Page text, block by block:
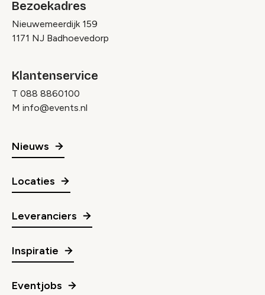
Bezoekadres
Nieuwemeerdijk 159
1171 NJ Badhoevedorp
Klantenservice
T 088 8860100
M info@events.nl
Nieuws
Locaties
Leveranciers
Inspiratie
Eventjobs